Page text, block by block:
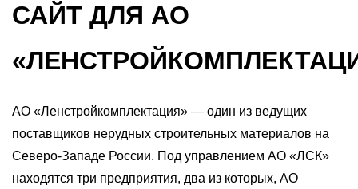
САЙТ ДЛЯ АО
АО «Ленстройкомплектация» — один из ведущих
поставщиков нерудных строительных материалов на
Северо-Западе России. Под управлением АО «ЛСК»
находятся три предприятия, два из которых, АО